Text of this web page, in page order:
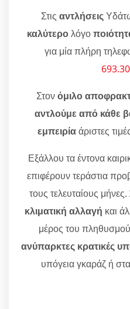
Στις αντλήσεις
καλύτερολόγο
για μία πλήρη
Στονόμιλο
αντλούμε από κάθε
εμπειρίαάριστες
Εξάλλου τα έντονα
επιφέρουν τεράστια
τους τελευταίους
κλιματική αλλαγή και
μέρος του πληθυσμού
ανύπαρκτες κρατικές
υπόγεια γκαράζ ή